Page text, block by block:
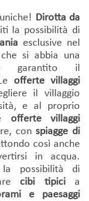
Dirotta da
la possibilità di
esclusive nel
si abbia una
garantito il
offerte villaggi
il villaggio
e al proprio
offerte villaggi
conspiagge di
così anche
in acqua.
la possibilità di
cibi tipicia
e paesaggi